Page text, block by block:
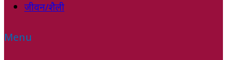
जीवन/शैली
Menu